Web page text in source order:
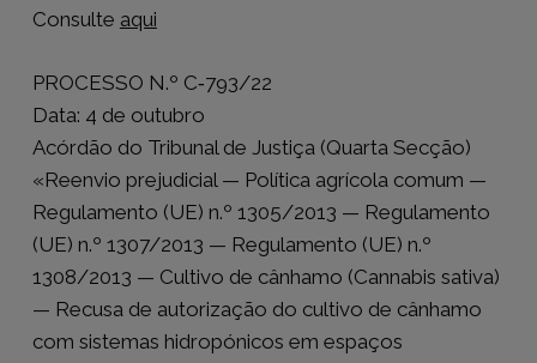
Consulte aqui
PROCESSO N.º C‑793/22
Data: 4 de outubro
Acórdão do Tribunal de Justiça (Quarta Secção)
«Reenvio prejudicial — Política agrícola comum —
Regulamento (UE) n.º 1305/2013 — Regulamento
(UE) n.º 1307/2013 — Regulamento (UE) n.º
1308/2013 — Cultivo de cânhamo (Cannabis sativa)
— Recusa de autorização do cultivo de cânhamo
com sistemas hidropónicos em espaços